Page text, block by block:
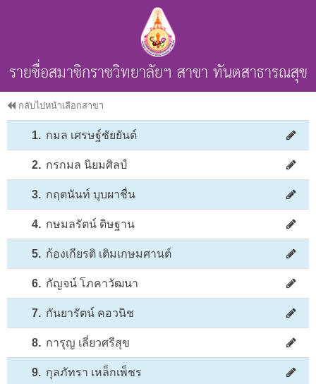
รายชื่อสมาชิกราชวิทยาลัยฯ สาขา ทันตสาธารณสุข
กลับไปหน้าเลือกสาขา
1. กมล เศรษฐ์ชัยยันต์
2. กรกมล นิยมศิลป์
3. กฤตนันท์ บุบผาชื่น
4. กษมลรัตน์ ดิษฐาน
5. ก้องเกียรติ เติมเกษมศานต์
6. กัญจน์ โภคาวัฒนา
7. กันยารัตน์ คอวนิช
8. การุญ เลี่ยวศรีสุข
9. กุลภัทรา เหล็กเพ็ชร